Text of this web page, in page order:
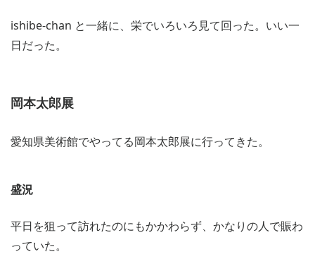
ishibe-chan と一緒に、栄でいろいろ見て回った。いい一
日だった。
岡本太郎展
愛知県美術館でやってる岡本太郎展に行ってきた。
盛況
平日を狙って訪れたのにもかかわらず、かなりの人で賑わ
っていた。